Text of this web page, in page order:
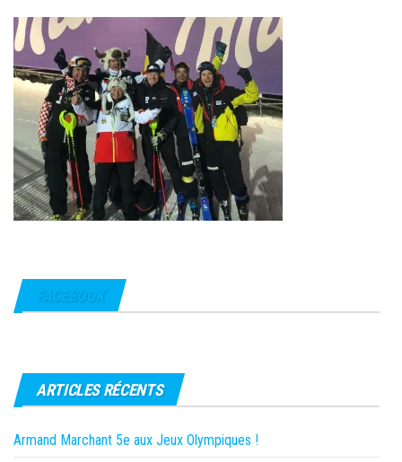
FACEBOOK
ARTICLES RÉCENTS
Armand Marchant 5e aux Jeux Olympiques !